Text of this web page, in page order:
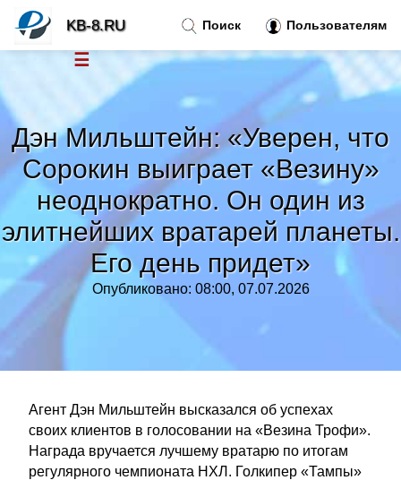
Дэн Мильштейн: «Уверен, что
Сорокин выиграет «Везину»
неоднократно. Он один из
элитнейших вратарей планеты.
Его день придет»
Опубликовано: 08:00, 07.07.2026
Агент Дэн Мильштейн высказался об успехах
своих клиентов в голосовании на «Везина Трофи».
Награда вручается лучшему вратарю по итогам
регулярного чемпионата НХЛ. Голкипер «Тампы»
Поиск Пользователям
KB-8.RU
☰
Тренды новостей »
Рубрики»
Правила »
Контакт